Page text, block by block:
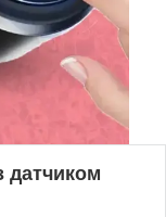
датчиком